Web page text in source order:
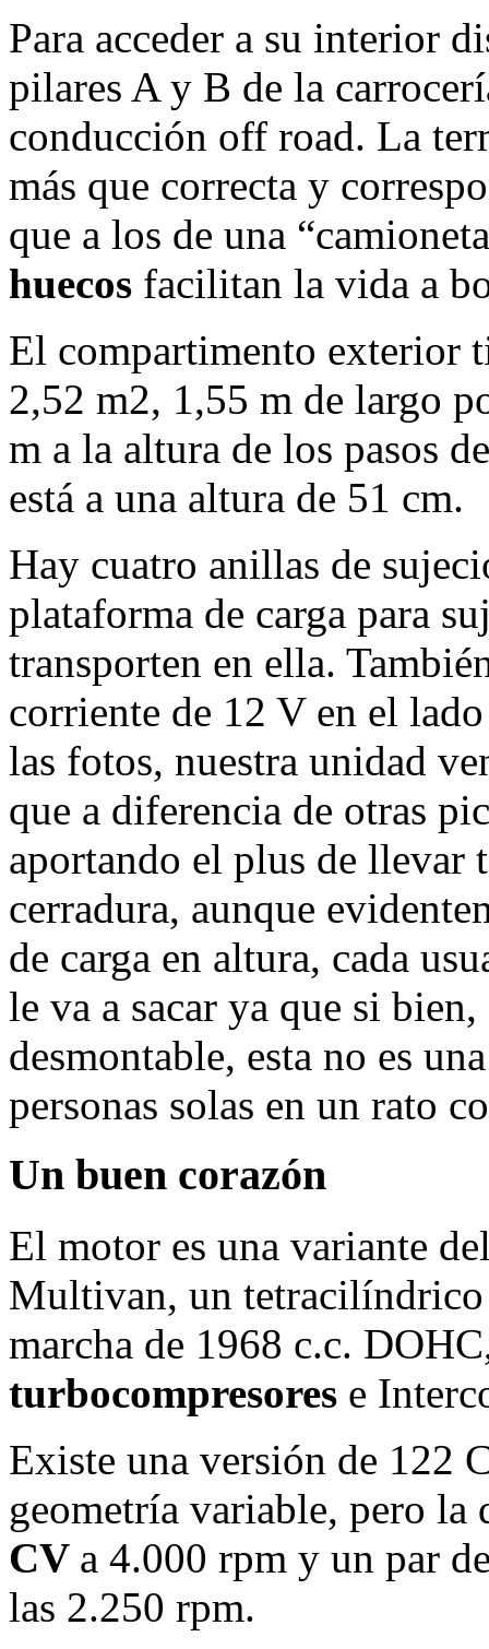
Para acceder a su interior
pilares A y B de la
conducción off road. La
más que correcta y
que a los de una
huecos facilitan la vida a
El compartimento exterior
2,52 m2, 1,55 m de largo
m a la altura de los pasos
está a una altura de 51 cm.
Hay cuatro anillas de
plataforma de carga para
transporten en ella.
corriente de 12 V en el
las fotos, nuestra unidad
que a diferencia de otras
aportando el plus de llevar
cerradura, aunque
de carga en altura, cada
le va a sacar ya que si
desmontable, esta no es
personas solas en un rato
Un buen corazón
El motor es una variante
Multivan, un
marcha de 1968 c.c.
turbocompresores e
Existe una versión de 122
geometría variable, pero la
CV a 4.000 rpm y un par
las 2.250 rpm.